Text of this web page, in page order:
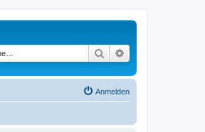
Suche
Anmelden